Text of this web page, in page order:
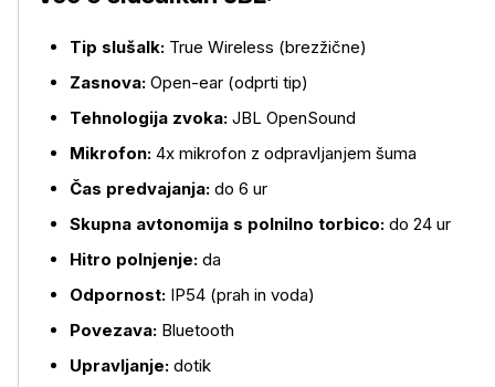
Tip slušalk: True Wireless (brezžične)
Zasnova: Open-ear (odprti tip)
Tehnologija zvoka: JBL OpenSound
Mikrofon: 4x mikrofon z odpravljanjem šuma
Čas predvajanja: do 6 ur
Skupna avtonomija s polnilno torbico: do 24 ur
Hitro polnjenje: da
Odpornost: IP54 (prah in voda)
Povezava: Bluetooth
Upravljanje: dotik